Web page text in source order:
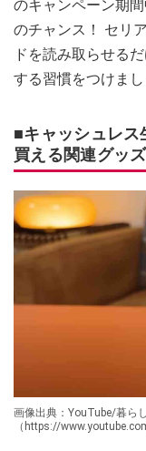
のキャンペーン期
のチャンス！ セリ
ドを読み取らせる
する習慣をつけまし
■キャッシュレ
買える関連グッズ
画像出典：YouTube/暮ら
（https://